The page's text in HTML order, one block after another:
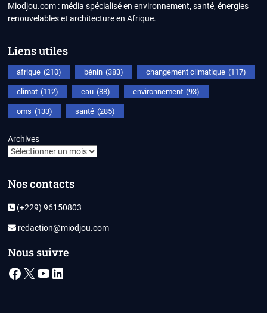
Miodjou.com : média spécialisé en environnement, santé, énergies
renouvelables et architecture en Afrique.
Liens utiles
afrique (210) bénin (383) changement climatique (117)
climat (112) eau (88) environnement (93)
oms (133) santé (285)
Archives
Nos contacts
(+229) 96150803
redaction@miodjou.com
Nous suivre
Facebook
X YouTube
LinkedIn